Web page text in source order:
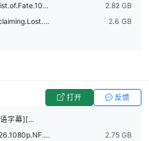
My.Royal.Nemesis.S01E13.Twist.of.Fate.1080p.NF.WEB-DL.DUAL.AAC.2.0.H.264.mkv
2.82 GB
My.Royal.Nemesis.S01E12.Reclaiming.Lost.Time.1080p.NF.WEB-DL.DUAL.AAC2.0.H.264.mkv
2.6 GB
打开 反馈
W 我的王室死对头 [NF][内封多国语字幕][全14集]
My.Royal.Nemesis.S01E13.2026.1080p.NF.WEB-DL.H264.AAC-PanWEB.mkv
2.75 GB